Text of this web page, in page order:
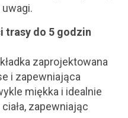
trasy do 5 godzin
zaprojektowana
i zapewniająca
miękka i idealnie
zapewniając